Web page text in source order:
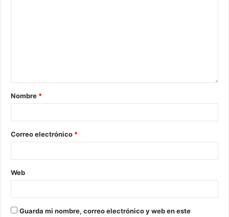
Nombre *
Correo electrónico *
Web
Guarda mi nombre, correo electrónico y web en este